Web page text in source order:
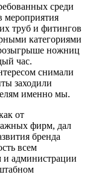
среди
мероприятия
труб и фитингов
категориями
ножниц
час.
снимали
заходили
именно мы.
от
фирм, дал
бренда
всем
и администрации